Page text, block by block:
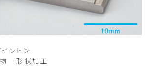
ント＞
物 形状加工